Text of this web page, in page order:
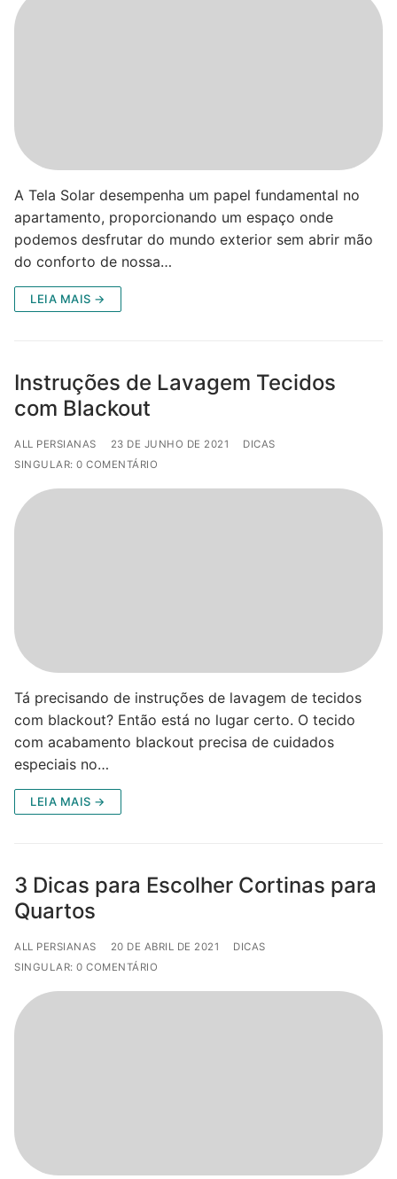
A Tela Solar desempenha um papel fundamental no
apartamento, proporcionando um espaço onde
podemos desfrutar do mundo exterior sem abrir mão
do conforto de nossa…
LEIA MAIS →
Instruções de Lavagem Tecidos
com Blackout
ALL PERSIANAS 23 DE JUNHO DE 2021
DICAS
SINGULAR: 0 COMENTÁRIO
Tá precisando de instruções de lavagem de tecidos
com blackout? Então está no lugar certo. O tecido
com acabamento blackout precisa de cuidados
especiais no…
LEIA MAIS →
3 Dicas para Escolher Cortinas para
Quartos
ALL PERSIANAS 20 DE ABRIL DE 2021
DICAS
SINGULAR: 0 COMENTÁRIO